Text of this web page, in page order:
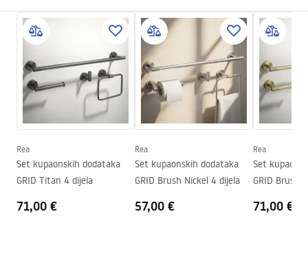
Način montaže
Na vijke
Serija
Grid
Jamstvo
24 mjeseca
Jamstveni uvjeti
Warranty_Terms_and_Conditions_Accessories_-_24.pdf
Rea
Set kupaonskih dodataka
GRID Titan 4 dijela
71,00 €
Rea
Set kupaonskih dodataka
GRID Brush Nickel 4 dijela
57,00 €
Rea
Set
GRID Brush
71,00 €